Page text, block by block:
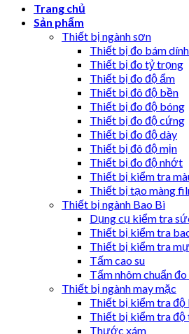
Trang chủ
Sản phẩm
Thiết bị ngành sơn
Thiết bị đo bám dính
Thiết bị đo tỷ trọng
Thiết bị đo độ ẩm
Thiết bị đô độ bền
Thiết bị đo độ bóng
Thiết bị đo độ cứng
Thiết bị đo độ dày
Thiết bị đô độ mịn
Thiết bị đo độ nhớt
Thiết bị kiểm tra
Thiết bị tạo màng
Thiết bị ngành Bao Bì
Dụng cụ kiểm tra
Thiết bị kiểm tra
Thiết bị kiểm tra
Tấm cao su
Tấm nhôm chuẩn
Thiết bị ngành may mặc
Thiết bị kiểm tra độ
Thiết bị kiểm tra
Thước xám